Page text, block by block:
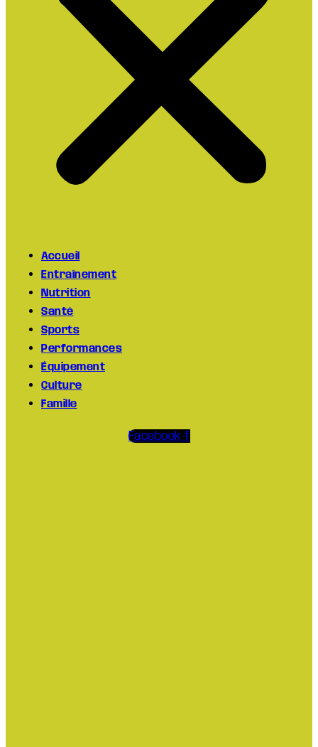
Accueil
Entraînement
Nutrition
Santé
Sports
Performances
Équipement
Culture
Famille
Facebook-f